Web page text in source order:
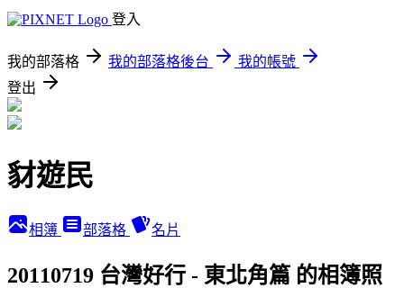
登入
我的部落格 我的部落格後台
我的帳號
登出
豺遊民
相簿 部落格 名片
20110719 台灣好行 - 東北角篇 的相簿照